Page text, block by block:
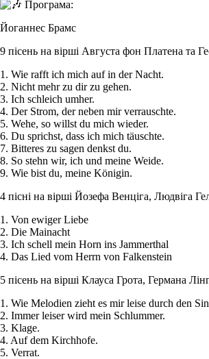
Програма:
Йоганнес Брамс
9 пісень на вірші Августа фон Платена та
1. Wie rafft ich mich auf in der Nacht.
2. Nicht mehr zu dir zu gehen.
3. Ich schleich umher.
4. Der Strom, der neben mir verrauschte.
5. Wehe, so willst du mich wieder.
6. Du sprichst, dass ich mich täuschte.
7. Bitteres zu sagen denkst du.
8. So stehn wir, ich und meine Weide.
9. Wie bist du, meine Königin.
4 пісні на вірші Йозефа Венціга, Людвіга
1. Von ewiger Liebe
2. Die Mainacht
3. Ich schell mein Horn ins Jammerthal
4. Das Lied vom Herrn von Falkenstein
5 пісень на вірші Клауса Грота, Германа
1. Wie Melodien zieht es mir leise durch den
2. Immer leiser wird mein Schlummer.
3. Klage.
4. Auf dem Kirchhofe.
5. Verrat.